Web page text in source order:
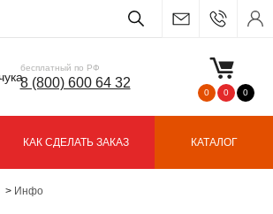
бесплатный по РФ
8 (800) 600 64 32
0 0 0
КАК СДЕЛАТЬ ЗАКАЗ КАТАЛОГ
Инфо